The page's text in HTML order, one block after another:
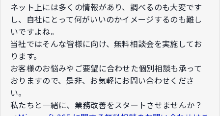
ネット上には多くの情報があり、調べるのも大変です
し、自社にとって何がいいのかイメージするのも難し
いですよね。​
当社ではそんな皆様に向け、無料相談会を実施してお
ります。​
お客様のお悩みやご要望に合わせた個別相談も承って
おりますので、​是非、お気軽にお問い合わせくださ
い。​
私たちと一緒に、業務改善をスタートさせませんか？